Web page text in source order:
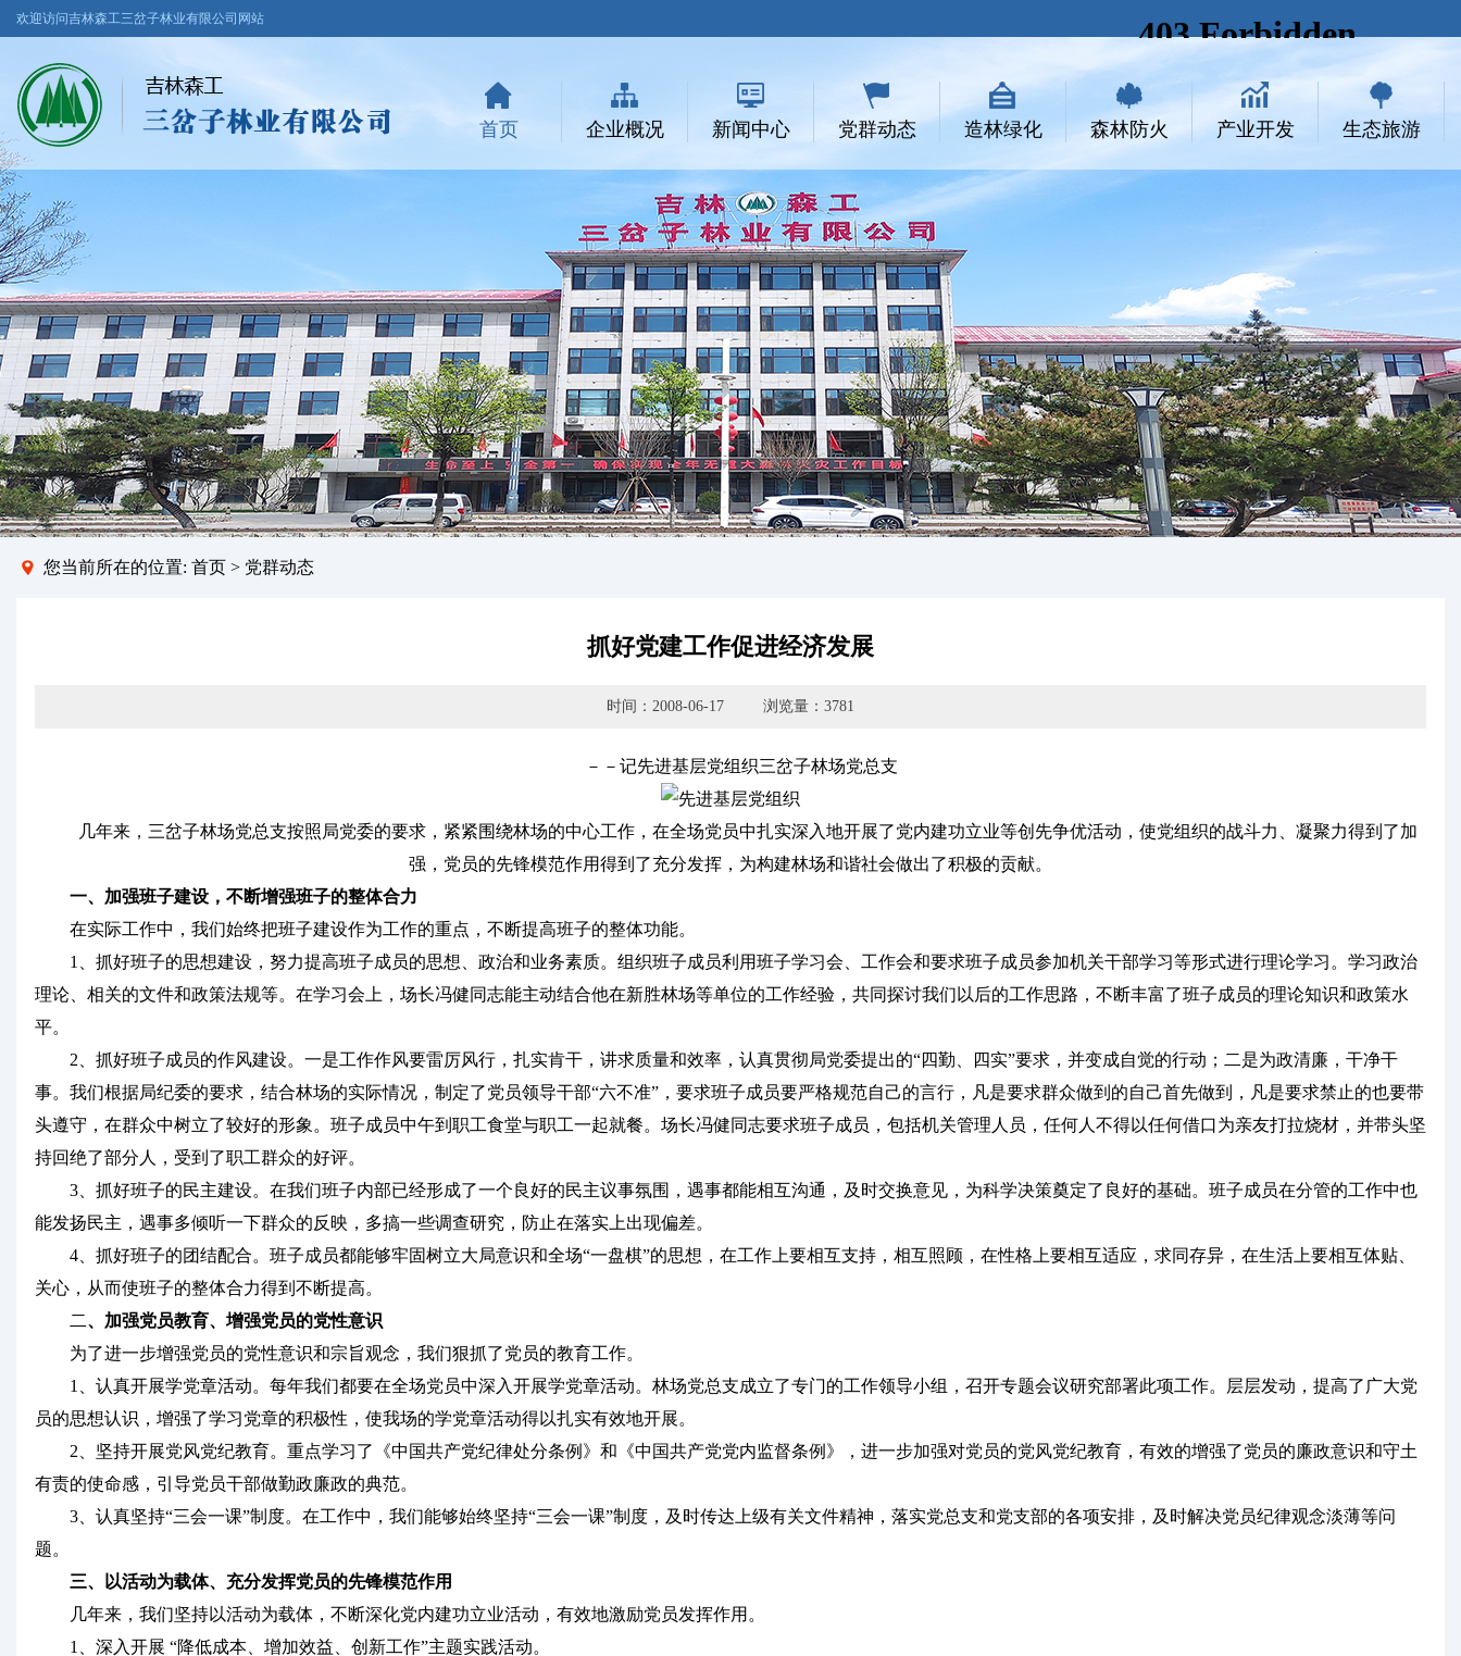
欢迎访问吉林森工三岔子林业有限公司网站
首页 企业概况 新闻中心 党群动态 造林绿化 森林防火 产业开发 生态旅游
您当前所在的位置: 首页 > 党群动态
抓好党建工作促进经济发展
时间：2008-06-17 浏览量：3781
－－记先进基层党组织三岔子林场党总支
几年来，三岔子林场党总支按照局党委的要求，紧紧围绕林场的中心工作，在全场党员中扎实深入地开展了党内建功立业等创先争优活动，使党组织的战斗力、凝聚力得到了加
强，党员的先锋模范作用得到了充分发挥，为构建林场和谐社会做出了积极的贡献。
一、 加强班子建设，不断增强班子的整体合力
在实际工作中，我们始终把班子建设作为工作的重点，不断提高班子的整体功能。
1、抓好班子的思想建设，努力提高班子成员的思想、政治和业务素质。组织班子成员利用班子学习会、工作会和要求班子成员参加机关干部学习等形式进行理论学习。学习政治
理论、相关的文件和政策法规等。在学习会上，场长冯健同志能主动结合他在新胜林场等单位的工作经验，共同探讨我们以后的工作思路，不断丰富了班子成员的理论知识和政策水
平。
2、抓好班子成员的作风建设。一是工作作风要雷厉风行，扎实肯干，讲求质量和效率，认真贯彻局党委提出的“四勤、四实”要求，并变成自觉的行动；二是为政清廉，干净干
事。我们根据局纪委的要求，结合林场的实际情况，制定了党员领导干部“六不准”，要求班子成员要严格规范自己的言行，凡是要求群众做到的自己首先做到，凡是要求禁止的也要带
头遵守，在群众中树立了较好的形象。班子成员中午到职工食堂与职工一起就餐。场长冯健同志要求班子成员，包括机关管理人员，任何人不得以任何借口为亲友打拉烧材，并带头坚
持回绝了部分人，受到了职工群众的好评。
3、抓好班子的民主建设。在我们班子内部已经形成了一个良好的民主议事氛围，遇事都能相互沟通，及时交换意见，为科学决策奠定了良好的基础。班子成员在分管的工作中也
能发扬民主，遇事多倾听一下群众的反映，多搞一些调查研究，防止在落实上出现偏差。
4、抓好班子的团结配合。班子成员都能够牢固树立大局意识和全场“一盘棋”的思想，在工作上要相互支持，相互照顾，在性格上要相互适应，求同存异，在生活上要相互体贴、
关心，从而使班子的整体合力得到不断提高。
二、加强党员教育、增强党员的党性意识
为了进一步增强党员的党性意识和宗旨观念，我们狠抓了党员的教育工作。
1、认真开展学党章活动。每年我们都要在全场党员中深入开展学党章活动。林场党总支成立了专门的工作领导小组，召开专题会议研究部署此项工作。层层发动，提高了广大党
员的思想认识，增强了学习党章的积极性，使我场的学党章活动得以扎实有效地开展。
2、坚持开展党风党纪教育。重点学习了《中国共产党纪律处分条例》和《中国共产党党内监督条例》，进一步加强对党员的党风党纪教育，有效的增强了党员的廉政意识和守土
有责的使命感，引导党员干部做勤政廉政的典范。
3、认真坚持“三会一课”制度。在工作中，我们能够始终坚持“三会一课”制度，及时传达上级有关文件精神，落实党总支和党支部的各项安排，及时解决党员纪律观念淡薄等问
题。
三、以活动为载体、 充分发挥党员的先锋模范作用
几年来，我们坚持以活动为载体，不断深化党内建功立业活动，有效地激励党员发挥作用。
1、深入开展 “降低成本、增加效益、创新工作”主题实践活动。